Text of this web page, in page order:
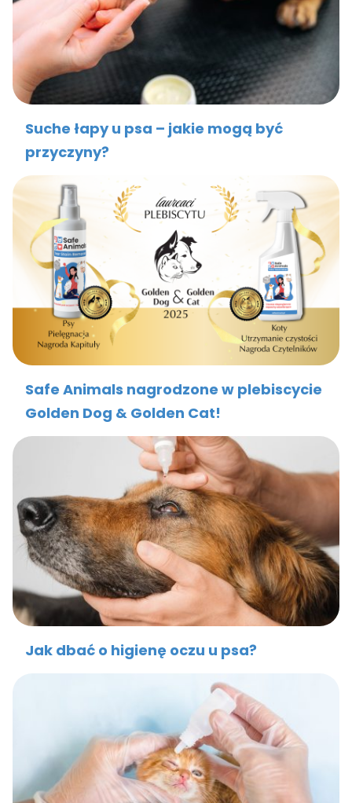
Suche łapy u psa – jakie mogą być
przyczyny?
Safe Animals nagrodzone w plebiscycie
Golden Dog & Golden Cat!
Jak dbać o higienę oczu u psa?